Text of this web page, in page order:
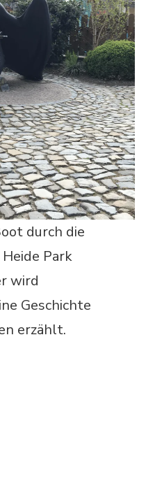
durch die
Park
wird
Geschichte
erzählt.